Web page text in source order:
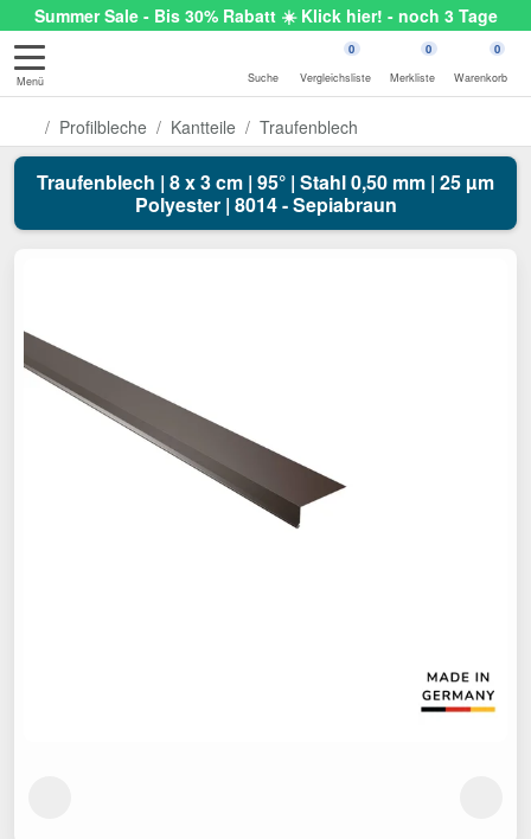
Summer Sale - Bis 30% Rabatt ☀️ Klick hier! - noch 3 Tage
Menü Suche
0
Vergleichsliste
0
Merkliste
0
Warenkorb
Profilbleche Kantteile Traufenblech
Traufenblech | 8 x 3 cm | 95° | Stahl 0,50 mm | 25 µm
Polyester | 8014 - Sepiabraun